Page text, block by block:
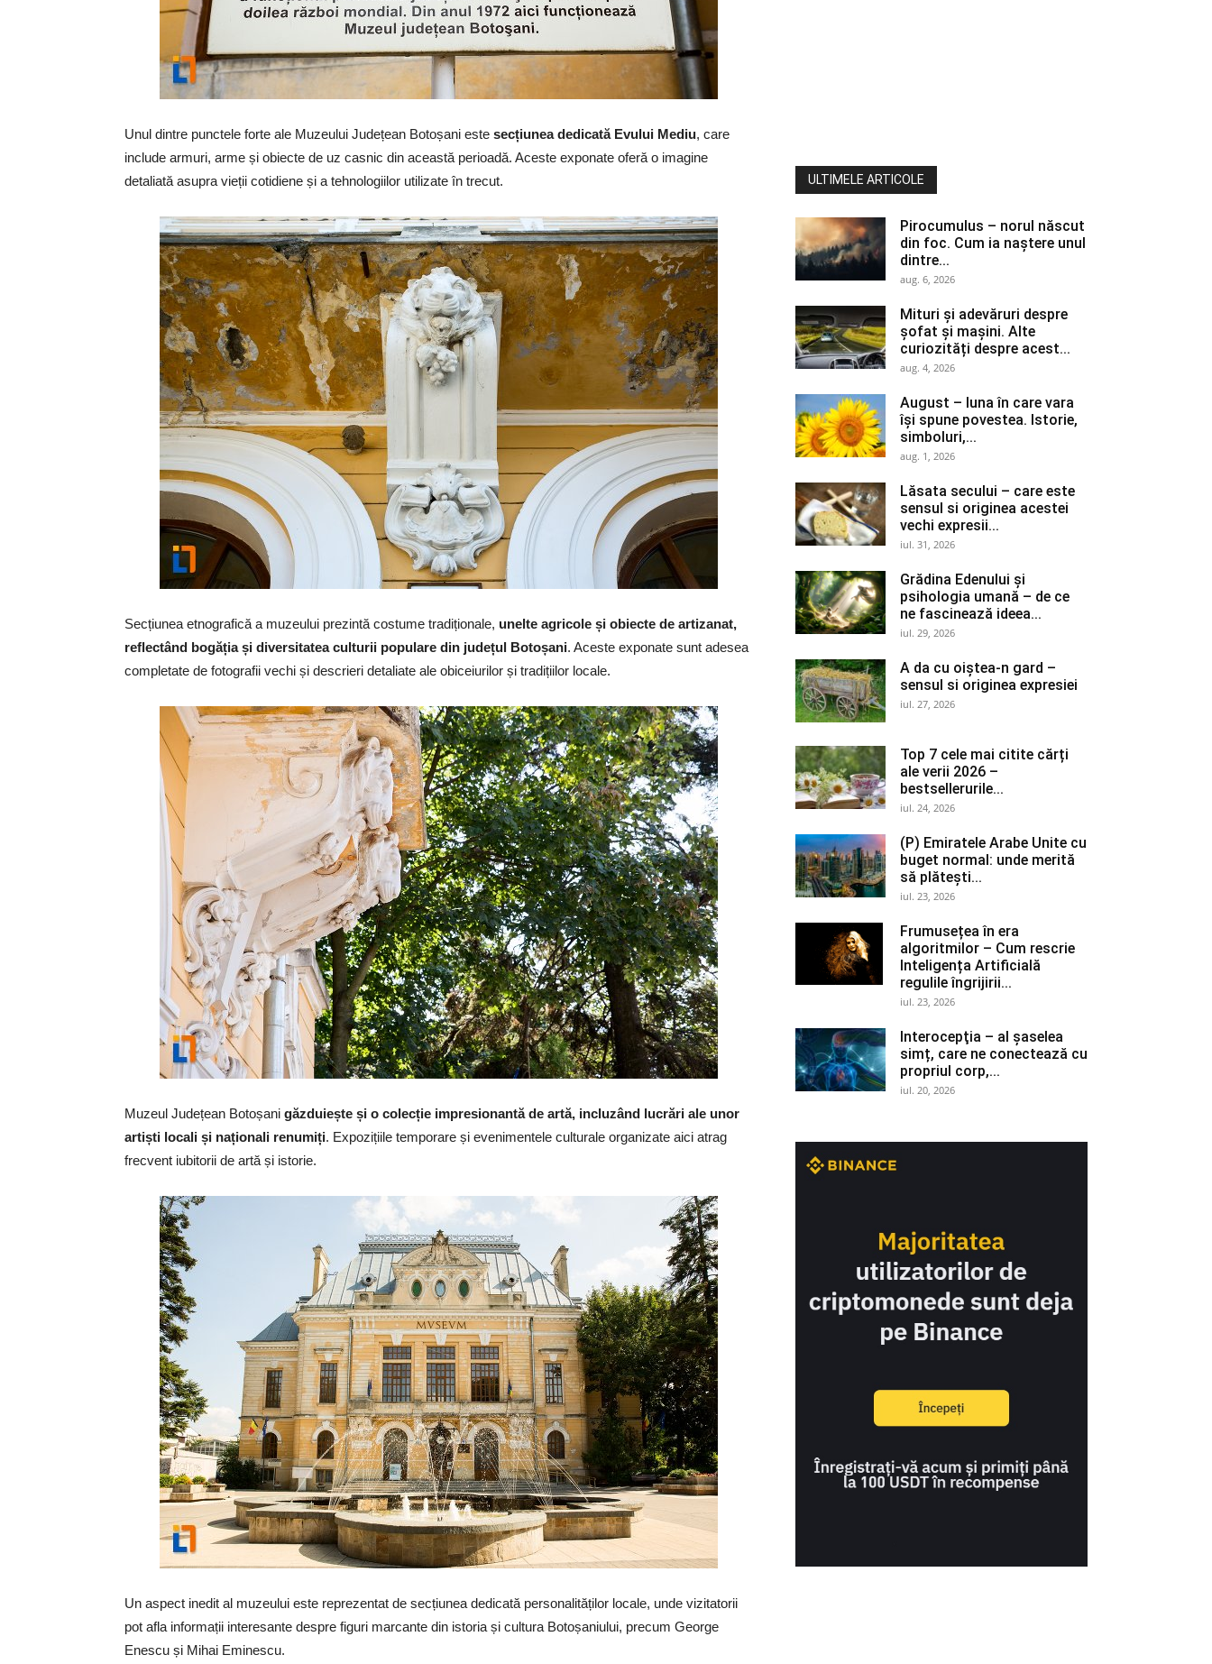
Unul dintre punctele forte ale Muzeului Județean Botoșani este secțiunea dedicată Evului Mediu, care
include armuri, arme și obiecte de uz casnic din această perioadă. Aceste exponate oferă o imagine
detaliată asupra vieții cotidiene și a tehnologiilor utilizate în trecut.
Secțiunea etnografică a muzeului prezintă costume tradiționale, unelte agricole și obiecte de artizanat,
reflectând bogăția și diversitatea culturii populare din județul Botoșani. Aceste exponate sunt adesea
completate de fotografii vechi și descrieri detaliate ale obiceiurilor și tradițiilor locale.
Muzeul Județean Botoșani găzduiește și o colecție impresionantă de artă, incluzând lucrări ale unor
artiști locali și naționali renumiți. Expozițiile temporare și evenimentele culturale organizate aici atrag
frecvent iubitorii de artă și istorie.
Un aspect inedit al muzeului este reprezentat de secțiunea dedicată personalităților locale, unde vizitatorii
pot afla informații interesante despre figuri marcante din istoria și cultura Botoșaniului, precum George
Enescu și Mihai Eminescu.
ULTIMELE ARTICOLE
Pirocumulus – norul născut
din foc. Cum ia naștere unul
dintre...
aug. 6, 2026
Mituri și adevăruri despre
șofat și mașini. Alte
curiozități despre acest...
aug. 4, 2026
August – luna în care vara
își spune povestea. Istorie,
simboluri,...
aug. 1, 2026
Lăsata secului – care este
sensul si originea acestei
vechi expresii...
iul. 31, 2026
Grădina Edenului și
psihologia umană – de ce
ne fascinează ideea...
iul. 29, 2026
A da cu oiștea-n gard –
sensul si originea expresiei
iul. 27, 2026
Top 7 cele mai citite cărți
ale verii 2026 –
bestsellerurile...
iul. 24, 2026
(P) Emiratele Arabe Unite cu
buget normal: unde merită
să plătești...
iul. 23, 2026
Frumusețea în era
algoritmilor – Cum rescrie
Inteligența Artificială
regulile îngrijirii...
iul. 23, 2026
Interocepţia – al șaselea
simț, care ne conectează cu
propriul corp,...
iul. 20, 2026